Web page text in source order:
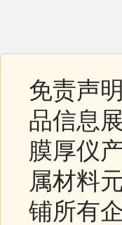
免责声
品信息
膜厚仪
属材料
铺所有